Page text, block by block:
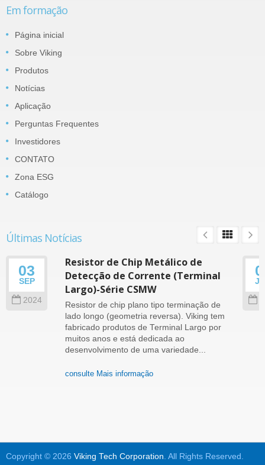
Em formação
Página inicial
Sobre Viking
Produtos
Notícias
Aplicação
Perguntas Frequentes
Investidores
CONTATO
Zona ESG
Catálogo
Últimas Notícias
03
SEP
2024
Resistor de Chip Metálico de
Detecção de Corrente (Terminal
Largo)-Série CSMW
Resistor de chip plano tipo terminação de
lado longo (geometria reversa). Viking tem
fabricado produtos de Terminal Largo por
muitos anos e está dedicada ao
desenvolvimento de uma variedade...
consulte Mais informação
Copyright © 2026 Viking Tech Corporation. All Rights Reserved.